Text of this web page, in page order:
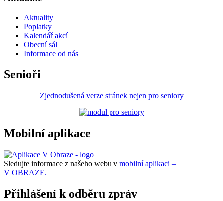
Aktuality
Poplatky
Kalendář akcí
Obecní sál
Informace od nás
Senioři
Zjednodušená verze stránek nejen pro seniory
Mobilní aplikace
Sledujte informace z našeho webu v mobilní aplikaci –
V OBRAZE.
Přihlášení k odběru zpráv